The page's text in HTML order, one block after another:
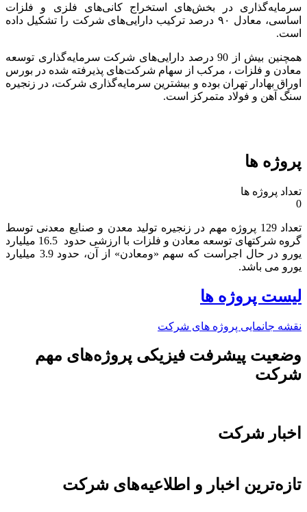
سرمایه‌گذاری در بخش‌های استخراج کانی‌های فلزی و فلزات
اساسی، معادل ۹۰ درصد ترکیب دارایی‌های شرکت را تشکیل داده
است.
همچنین بیش از 90 درصد دارایی‌های شرکت سرمایه‌گذاری توسعه
معادن و فلزات ، مرکب از سهام شرکت‌های پذیرفته شده در بورس
اوراق بهادار تهران بوده و بیشترین سرمایه‌گذاری شرکت، در زنجیره
سنگ آهن و فولاد متمرکز است.
پروژه ها
تعداد پروژه ها
0
تعداد 129 پروژه مهم در زنجیره تولید معدن و صنایع معدنی توسط
گروه شرکتهای توسعه معادن و فلزات با ارزشی حدود 16.5 میلیارد
یورو در حال اجراست که سهم «ومعادن» از آن، حدود 3.9 میلیارد
یورو می باشد.​
لیست پروژه ها
نقشه جانمایی پروژه های شرکت
وضعیت پیشرفت فیزیکی پروژه‌های مهم
شرکت
اخبار شرکت
تازه‌ترین اخبار و اطلاعیه‌های شرکت